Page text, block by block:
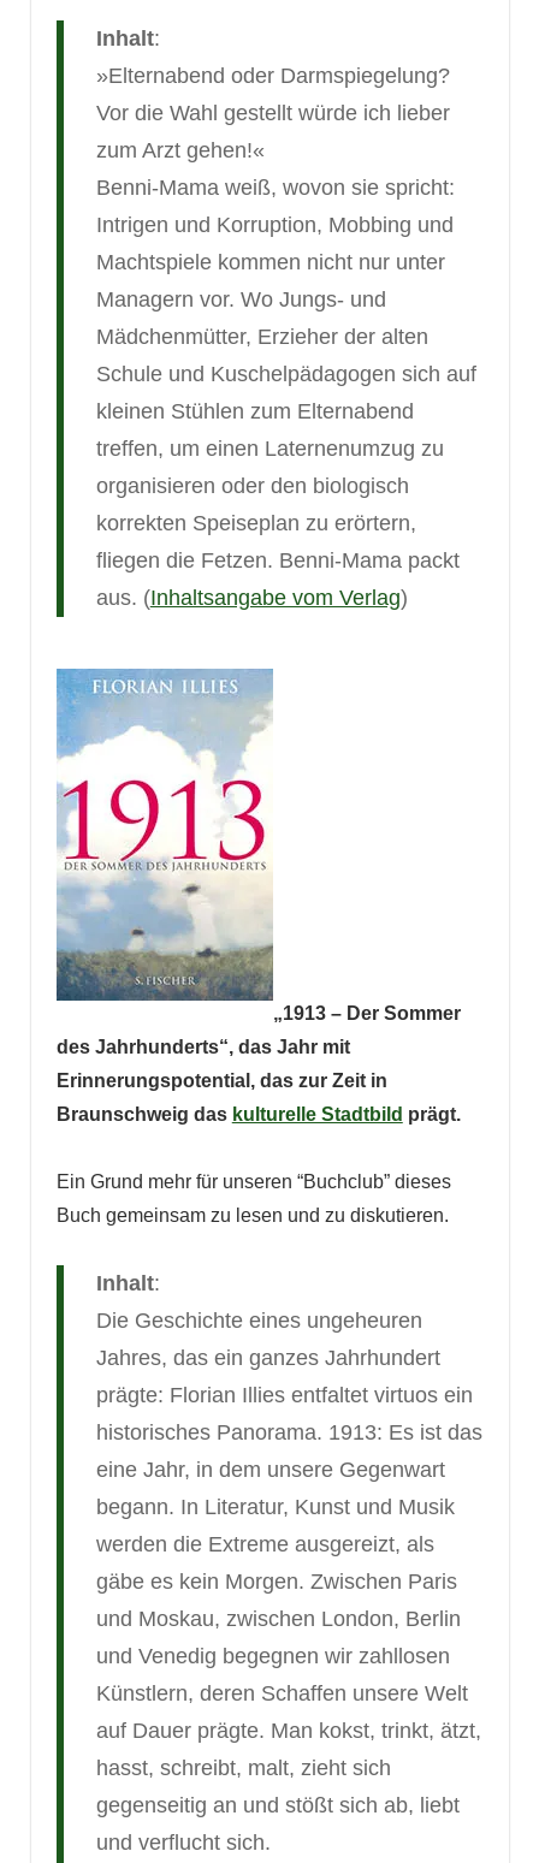
Inhalt:
»Elternabend oder Darmspiegelung?
Vor die Wahl gestellt würde ich lieber
zum Arzt gehen!«
Benni-Mama weiß, wovon sie spricht:
Intrigen und Korruption, Mobbing und
Machtspiele kommen nicht nur unter
Managern vor. Wo Jungs- und
Mädchenmütter, Erzieher der alten
Schule und Kuschelpädagogen sich auf
kleinen Stühlen zum Elternabend
treffen, um einen Laternenumzug zu
organisieren oder den biologisch
korrekten Speiseplan zu erörtern,
fliegen die Fetzen. Benni-Mama packt
aus. (Inhaltsangabe vom Verlag)
„1913 – Der Sommer
des Jahrhunderts“, das Jahr mit
Erinnerungspotential, das zur Zeit in
Braunschweig das kulturelle Stadtbild prägt.
Ein Grund mehr für unseren “Buchclub” dieses
Buch gemeinsam zu lesen und zu diskutieren.
Inhalt:
Die Geschichte eines ungeheuren
Jahres, das ein ganzes Jahrhundert
prägte: Florian Illies entfaltet virtuos ein
historisches Panorama. 1913: Es ist das
eine Jahr, in dem unsere Gegenwart
begann. In Literatur, Kunst und Musik
werden die Extreme ausgereizt, als
gäbe es kein Morgen. Zwischen Paris
und Moskau, zwischen London, Berlin
und Venedig begegnen wir zahllosen
Künstlern, deren Schaffen unsere Welt
auf Dauer prägte. Man kokst, trinkt, ätzt,
hasst, schreibt, malt, zieht sich
gegenseitig an und stößt sich ab, liebt
und verflucht sich.